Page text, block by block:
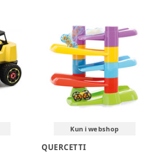
Kun i webshop
QUERCETTI